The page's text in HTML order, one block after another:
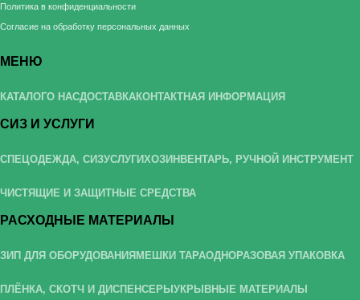
Политика в конфиденциальности
Согласие на обработку персональных данных
МЕНЮ
КАТАЛОГО НАСДОСТАВКАКОНТАКТНАЯ ИНФОРМАЦИЯ
СИЗ И УСЛУГИ
СПЕЦОДЕЖДА, СИЗУСЛУГИХОЗИНВЕНТАРЬ, РУЧНОЙ ИНСТРУМЕНТ
ЧИСТЯЩИЕ И ЗАЩИТНЫЕ СРЕДСТВА
РАСХОДНЫЕ МАТЕРИАЛЫ
ЗИП ДЛЯ ОБОРУДОВАНИЯМЕШКИ ТАРАОДНОРАЗОВАЯ УПАКОВКА
ПЛЁНКА, СКОТЧ И ДИСПЕНСЕРЫУКРЫВНЫЕ МАТЕРИАЛЫ